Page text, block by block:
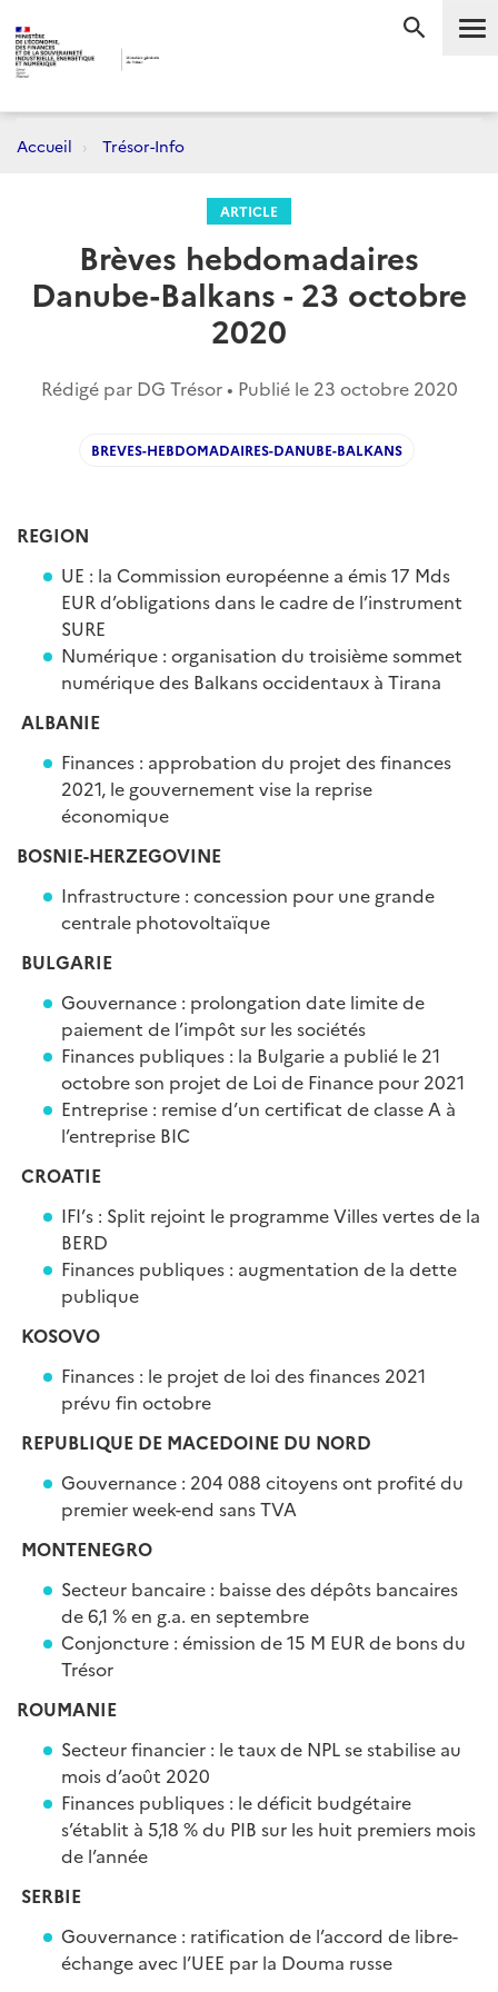
Accueil Trésor-Info
ARTICLE
Brèves hebdomadaires
Danube-Balkans - 23 octobre
2020
Rédigé par DG Trésor • Publié le 23 octobre 2020
BREVES-HEBDOMADAIRES-DANUBE-BALKANS
REGION
UE : la Commission européenne a émis 17 Mds
EUR d’obligations dans le cadre de l’instrument
SURE
Numérique : organisation du troisième sommet
numérique des Balkans occidentaux à Tirana
ALBANIE
Finances : approbation du projet des finances
2021, le gouvernement vise la reprise
économique
BOSNIE-HERZEGOVINE
Infrastructure : concession pour une grande
centrale photovoltaïque
BULGARIE
Gouvernance : prolongation date limite de
paiement de l’impôt sur les sociétés
Finances publiques : la Bulgarie a publié le 21
octobre son projet de Loi de Finance pour 2021
Entreprise : remise d’un certificat de classe A à
l’entreprise BIC
CROATIE
IFI’s : Split rejoint le programme Villes vertes de la
BERD
Finances publiques : augmentation de la dette
publique
KOSOVO
Finances : le projet de loi des finances 2021
prévu fin octobre
REPUBLIQUE DE MACEDOINE DU NORD
Gouvernance : 204 088 citoyens ont profité du
premier week-end sans TVA
MONTENEGRO
Secteur bancaire : baisse des dépôts bancaires
de 6,1 % en g.a. en septembre
Conjoncture : émission de 15 M EUR de bons du
Trésor
ROUMANIE
Secteur financier : le taux de NPL se stabilise au
mois d’août 2020
Finances publiques : le déficit budgétaire
s’établit à 5,18 % du PIB sur les huit premiers mois
de l’année
SERBIE
Gouvernance : ratification de l’accord de libre-
échange avec l’UEE par la Douma russe